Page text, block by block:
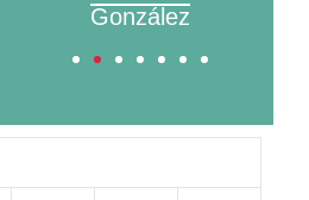
González